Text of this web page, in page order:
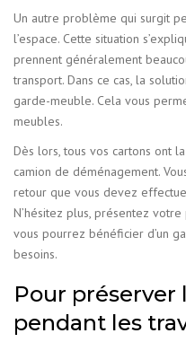
Un autre problème qui surgit
l’espace. Cette situation
prennent généralement
transport. Dans ce cas, la
garde-meuble. Cela vous
meubles.
Dès lors, tous vos cartons ont
camion de déménagement.
retour que vous devez
N’hésitez plus, présentez
vous pourrez bénéficier d’un
besoins.
Pour préserver
pendant les